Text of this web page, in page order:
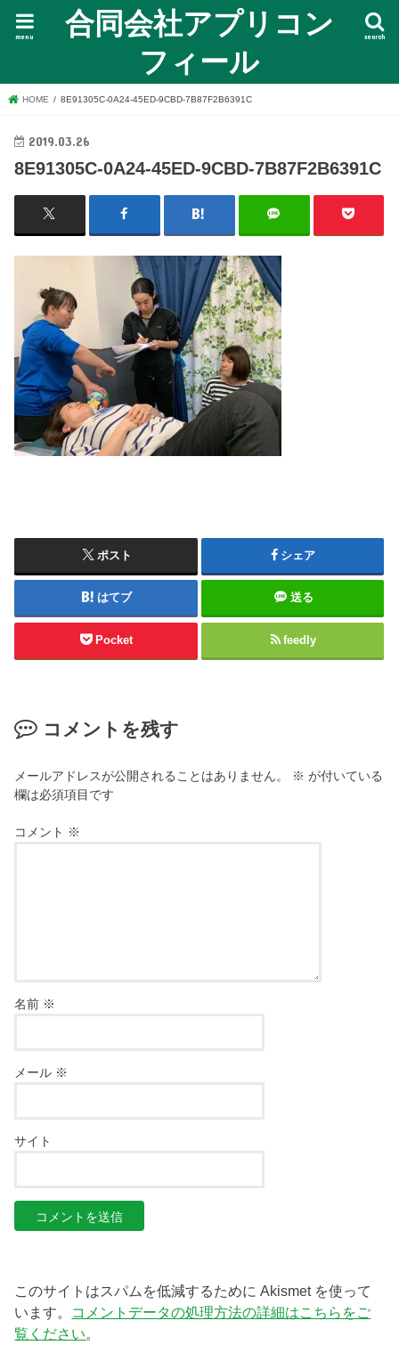
合同会社アプリコン
フィール
search
menu
HOME 8E91305C-0A24-45ED-9CBD-7B87F2B6391C
2019.03.26
8E91305C-0A24-45ED-9CBD-7B87F2B6391C
ポスト シェア
はてブ 送る
Pocket feedly
コメントを残す
メールアドレスが公開されることはありません。 ※ が付いている
欄は必須項目です
コメント ※
名前 ※
メール ※
サイト
このサイトはスパムを低減するために Akismet を使って
います。 コメントデータの処理方法の詳細はこちらをご
覧ください。